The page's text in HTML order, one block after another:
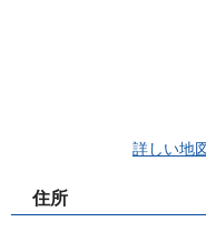
詳しい地
住所